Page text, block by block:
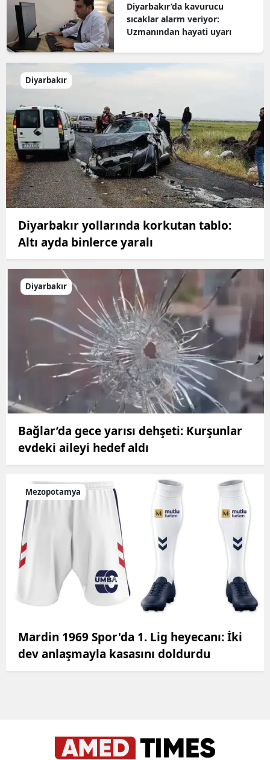
Diyarbakır’da kavurucu
sıcaklar alarm veriyor:
Uzmanından hayati uyarı
Diyarbakır
Diyarbakır yollarında korkutan tablo:
Altı ayda binlerce yaralı
Diyarbakır
Bağlar’da gece yarısı dehşeti: Kurşunlar
evdeki aileyi hedef aldı
Mezopotamya
Mardin 1969 Spor'da 1. Lig heyecanı: İki
dev anlaşmayla kasasını doldurdu